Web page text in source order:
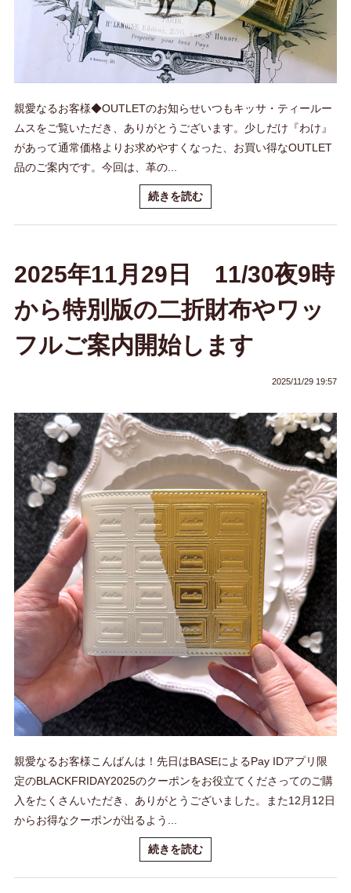
親愛なるお客様◆OUTLETのお知らせいつもキッサ・ティールー
ムスをご覧いただき、ありがとうございます。少しだけ『わけ』
があって通常価格よりお求めやすくなった、お買い得なOUTLET
品のご案内です。今回は、革の...
続きを読む
2025年11月29日 11/30夜9時
から特別版の二折財布やワッ
フルご案内開始します
2025/11/29 19:57
親愛なるお客様こんばんは！先日はBASEによるPay IDアプリ限
定のBLACKFRIDAY2025のクーポンをお役立てくださってのご購
入をたくさんいただき、ありがとうございました。また12月12日
からお得なクーポンが出るよう...
続きを読む